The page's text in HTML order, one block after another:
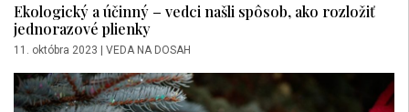
Ekologický a účinný – vedci našli spôsob, ako rozložiť
jednorazové plienky
11. októbra 2023 VEDA NA DOSAH